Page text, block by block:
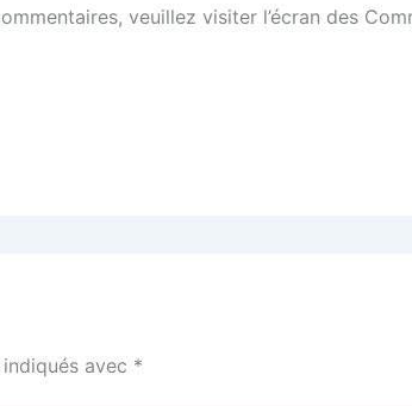
veuillez visiter l’écran des
avec *